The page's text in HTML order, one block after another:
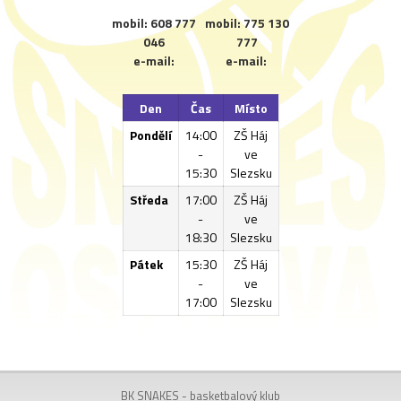
mobil: 608 777
046
e-mail:
mobil: 775 130
777
e-mail:
Den Čas
Místo
Pondělí
14:00
-
15:30
ZŠ Háj
ve
Slezsku
Středa
17:00
-
18:30
ZŠ Háj
ve
Slezsku
Pátek
15:30
-
17:00
ZŠ Háj
ve
Slezsku
BK SNAKES - basketbalový klub